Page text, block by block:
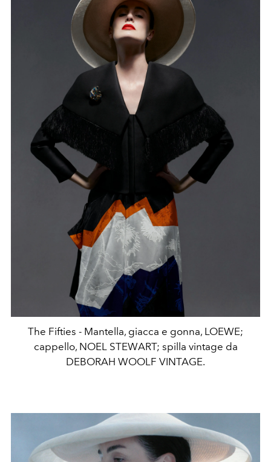
The Fifties - Mantella, giacca e gonna, LOEWE;
cappello, NOEL STEWART; spilla vintage da
DEBORAH WOOLF VINTAGE.